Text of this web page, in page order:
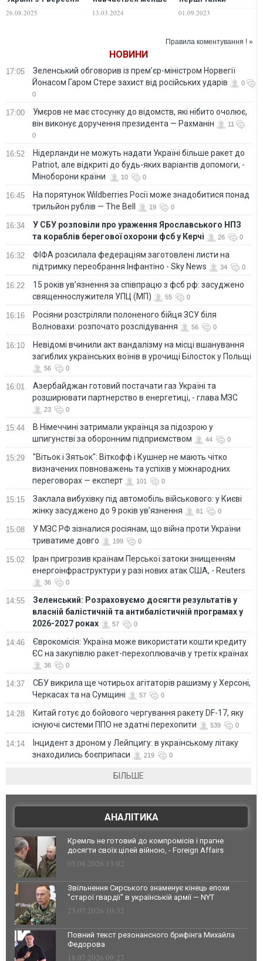
можуть закрити
школи, де
26.08.2025
45 дітей: що буде з
учнями та
13.03.2024
Abrams, – Politico
01.09.2023
Правила коментування ! »
НОВИНИ
17:05
Зеленський обговорив із прем’єр-міністром Норвегії
Йонасом Гаром Стере захист від російських ударів
0
0
17:00
Умєров не має стосунку до відомств, які нібито очолює,
він виконує доручення президента — Рахманін
11
0
16:52
Нідерланди не можуть надати Україні більше ракет до
Patriot, але відкриті до будь-яких варіантів допомоги, -
Міноборони країни
10 0
16:45
На порятунок Wildberries Росії може знадобитися понад
трильйон рублів — The Bell
19 0
16:34
У СБУ розповіли про ураження Ярославського НПЗ
та кораблів берегової охорони фсб у Керчі
26 0
16:32
ФІФА розсилала федераціям заготовлені листи на
підтримку переобрання Інфантіно - Sky News
34 0
16:22
15 років ув’язнення за співпрацю з фсб рф: засуджено
священнослужителя УПЦ (МП)
55 0
16:16
Росіяни розстріляли полоненого бійця ЗСУ біля
Волновахи: розпочато розслідування
56 0
16:10
Невідомі вчинили акт вандалізму на місці вшанування
загиблих українських воїнів в урочищі Білосток у Польщі
56 0
16:01
Азербайджан готовий постачати газ Україні та
розширювати партнерство в енергетиці, - глава МЗС
23 0
15:44
В Німеччині затримали українця за підозрою у
шпигунстві за оборонним підприємством
44 0
15:29
"Вітьок і Зятьок": Віткофф і Кушнер не мають чітко
визначених повноважень та успіхів у міжнародних
переговорах — експерт
101 0
15:15
Заклала вибухівку під автомобіль військового: у Києві
жінку засуджено до 9 років ув’язнення
81 0
15:08
У МЗС РФ зізналися росіянам, що війна проти України
триватиме довго
199 0
15:02
Іран пригрозив країнам Перської затоки знищенням
енергоінфраструктури у разі нових атак США, - Reuters
36 0
14:55
Зеленський: Розраховуємо досягти результатів у
власній балістичній та антибалістичній програмах у
2026-2027 роках
57 0
14:46
Єврокомісія: Україна може використати кошти кредиту
ЄС на закупівлю ракет-перехоплювачів у третіх країнах
36 0
14:37
СБУ викрила ще чотирьох агітаторів рашизму у Херсоні,
Черкасах та на Сумщині
57 0
14:28
Китай готує до бойового чергування ракету DF-17, яку
існуючі системи ППО не здатні перехопити
539 0
14:14
Інцидент з дроном у Лейпцигу: в українському літаку
знаходились боєприпаси
219 0
БІЛЬШЕ
АНАЛІТИКА
Кремль не готовий до компромісів і прагне
досягти своїх цілей війною, - Foreign Affairs
03.08.2026 13:02
Звільнення Сирського знаменує кінець епохи
"старої гвардії" в українській армії — NYT
23.07.2026 10:32
Повний текст резонансного брифінга Михайла
Федорова
18.07.2026 09:27